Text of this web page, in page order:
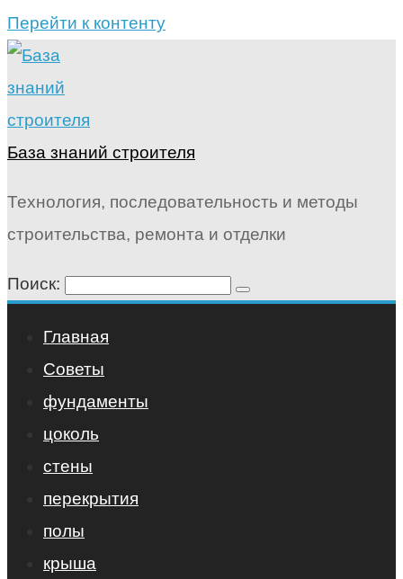
Перейти к контенту
База знаний строителя
Технология, последовательность и методы
строительства, ремонта и отделки
Поиск:
Главная
Советы
фундаменты
цоколь
стены
перекрытия
полы
крыша